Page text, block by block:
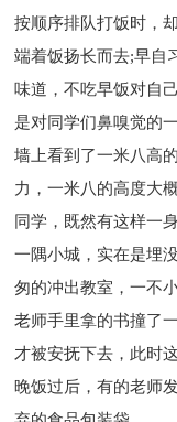
按顺序排队打饭时，
端着饭扬长而去;早自
味道，不吃早饭对自
是对同学们鼻嗅觉的
墙上看到了一米八高
力，一米八的高度大
同学，既然有这样一
一隅小城，实在是埋
匆的冲出教室，一不
老师手里拿的书撞了
才被安抚下去，此时
晚饭过后，有的老师